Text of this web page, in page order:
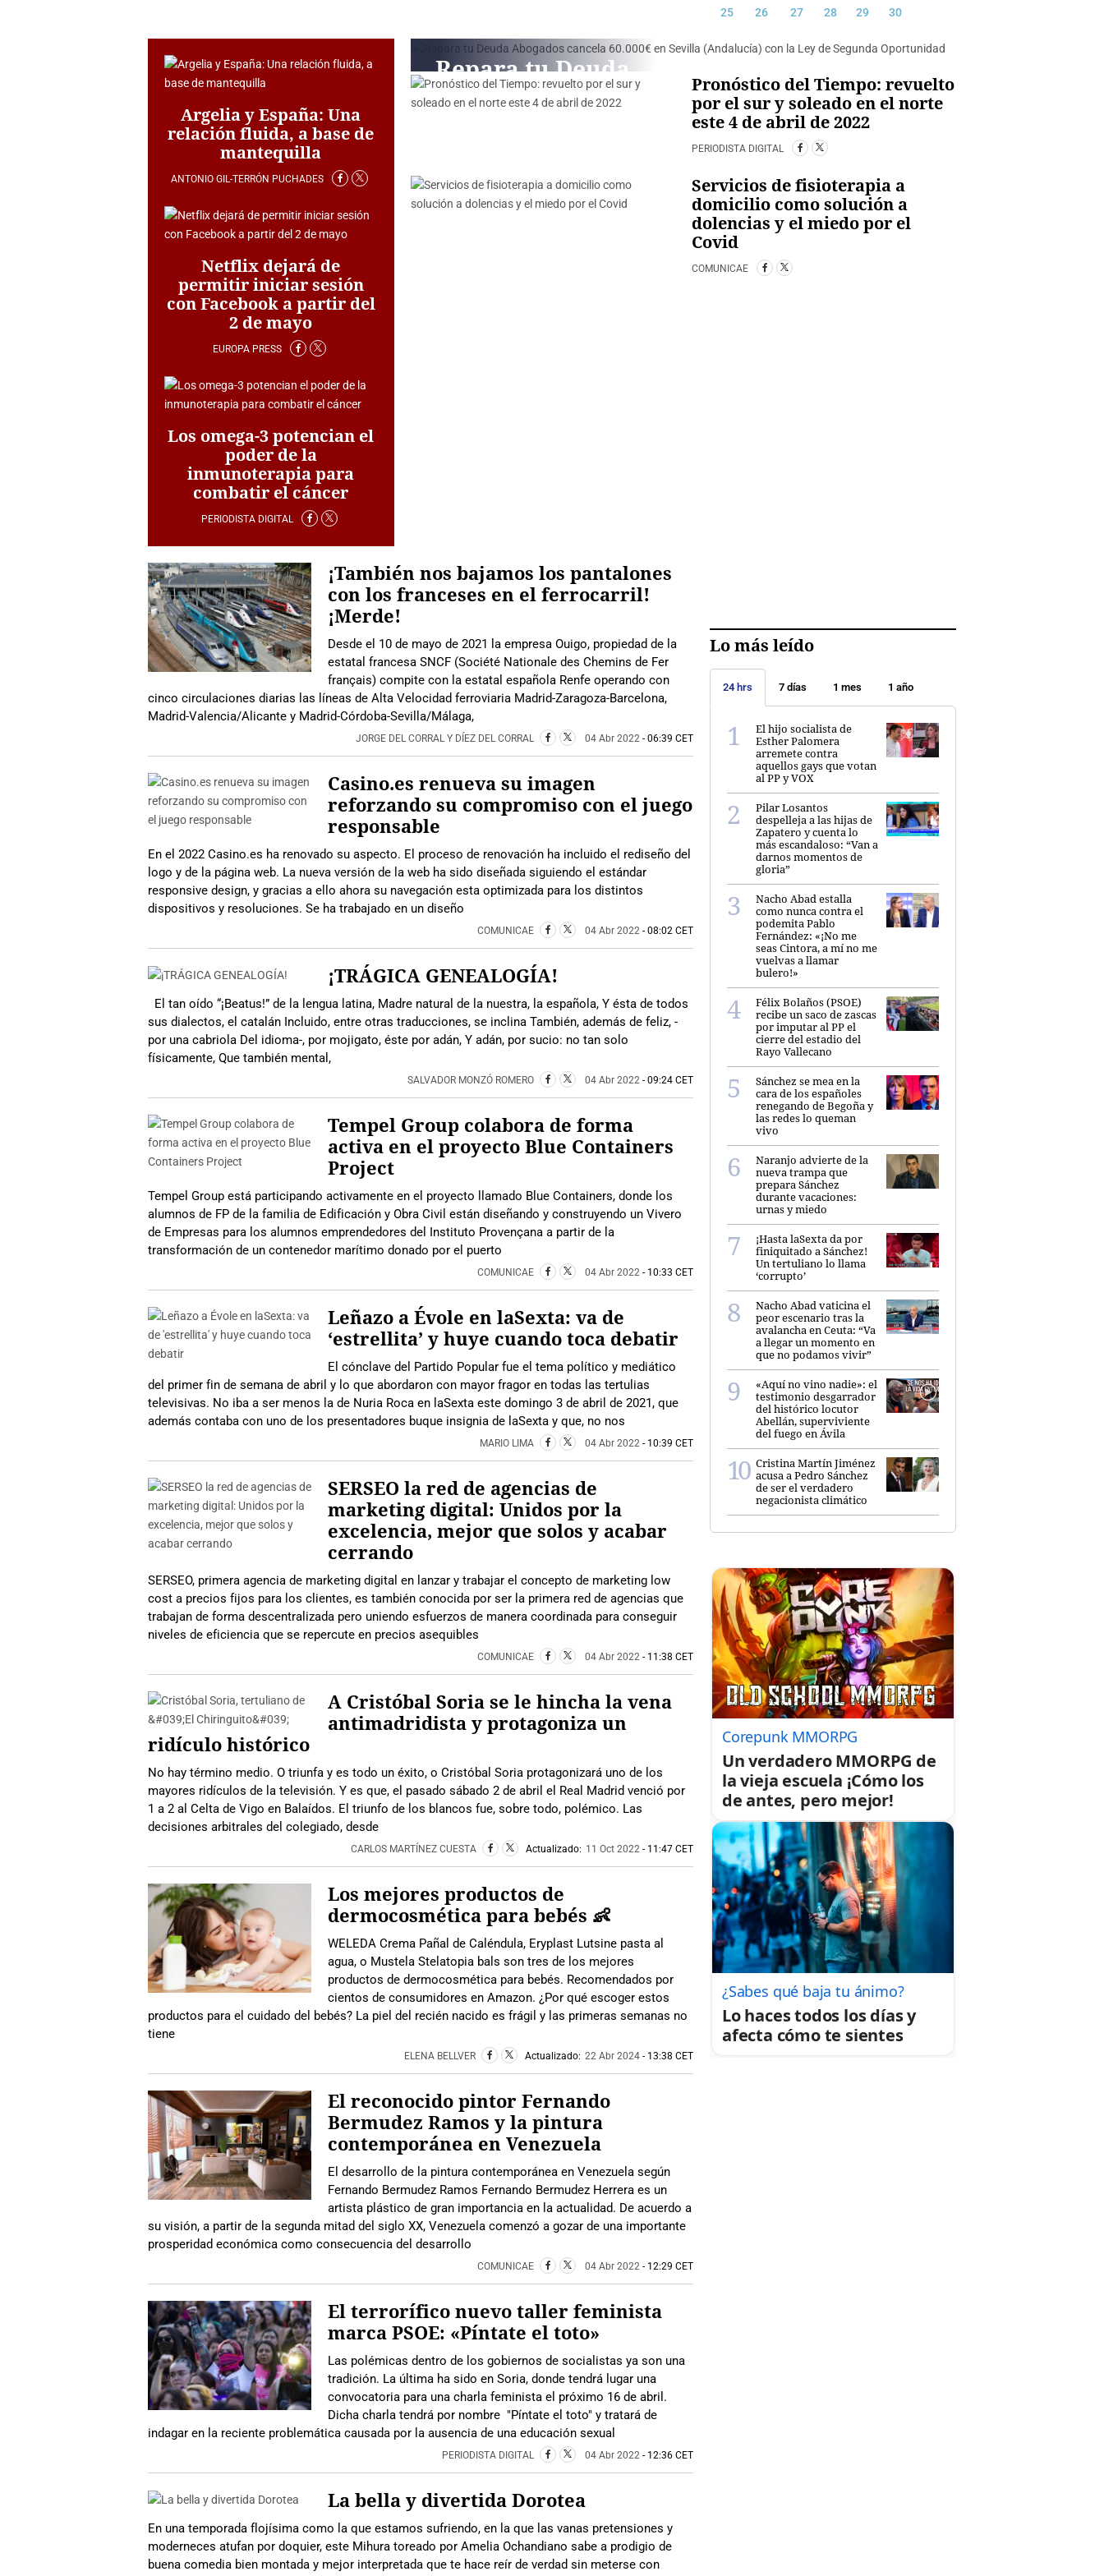
25
26 27 28 29 30
Argelia y España: Una
relación fluida, a base de
mantequilla
ANTONIO GIL-TERRÓN PUCHADES
Netflix dejará de
permitir iniciar sesión
con Facebook a partir del
2 de mayo
EUROPA PRESS
Los omega-3 potencian el
poder de la
inmunoterapia para
combatir el cáncer
PERIODISTA DIGITAL
Repara tu Deuda
Abogados cancela
Ley de Segunda
Oportunidad
Pronóstico del Tiempo: revuelto
por el sur y soleado en el norte
este 4 de abril de 2022
PERIODISTA DIGITAL
Servicios de fisioterapia a
domicilio como solución a
dolencias y el miedo por el
Covid
COMUNICAE
¡También nos bajamos los pantalones
con los franceses en el ferrocarril!
¡Merde!
Desde el 10 de mayo de 2021 la empresa Ouigo, propiedad de la
estatal francesa SNCF (Société Nationale des Chemins de Fer
français) compite con la estatal española Renfe operando con
cinco circulaciones diarias las líneas de Alta Velocidad ferroviaria Madrid-Zaragoza-Barcelona,
Madrid-Valencia/Alicante y Madrid-Córdoba-Sevilla/Málaga,
JORGE DEL CORRAL Y DÍEZ DEL CORRAL 04 Abr 2022 - 06:39 CET
Casino.es renueva su imagen
reforzando su compromiso con el juego
responsable
En el 2022 Casino.es ha renovado su aspecto. El proceso de renovación ha incluido el rediseño del
logo y de la página web. La nueva versión de la web ha sido diseñada siguiendo el estándar
responsive design, y gracias a ello ahora su navegación esta optimizada para los distintos
dispositivos y resoluciones. Se ha trabajado en un diseño
COMUNICAE 04 Abr 2022 - 08:02 CET
¡TRÁGICA GENEALOGÍA!
El tan oído “¡Beatus!” de la lengua latina, Madre natural de la nuestra, la española, Y ésta de todos
sus dialectos, el catalán Incluido, entre otras traducciones, se inclina También, además de feliz, -
por una cabriola Del idioma-, por mojigato, éste por adán, Y adán, por sucio: no tan solo
físicamente, Que también mental,
SALVADOR MONZÓ ROMERO 04 Abr 2022 - 09:24 CET
Tempel Group colabora de forma
activa en el proyecto Blue Containers
Project
Tempel Group está participando activamente en el proyecto llamado Blue Containers, donde los
alumnos de FP de la familia de Edificación y Obra Civil están diseñando y construyendo un Vivero
de Empresas para los alumnos emprendedores del Instituto Provençana a partir de la
transformación de un contenedor marítimo donado por el puerto
COMUNICAE 04 Abr 2022 - 10:33 CET
Leñazo a Évole en laSexta: va de
‘estrellita’ y huye cuando toca debatir
El cónclave del Partido Popular fue el tema político y mediático
del primer fin de semana de abril y lo que abordaron con mayor fragor en todas las tertulias
televisivas. No iba a ser menos la de Nuria Roca en laSexta este domingo 3 de abril de 2021, que
además contaba con uno de los presentadores buque insignia de laSexta y que, no nos
MARIO LIMA 04 Abr 2022 - 10:39 CET
SERSEO la red de agencias de
marketing digital: Unidos por la
excelencia, mejor que solos y acabar
cerrando
SERSEO, primera agencia de marketing digital en lanzar y trabajar el concepto de marketing low
cost a precios fijos para los clientes, es también conocida por ser la primera red de agencias que
trabajan de forma descentralizada pero uniendo esfuerzos de manera coordinada para conseguir
niveles de eficiencia que se repercute en precios asequibles
COMUNICAE 04 Abr 2022 - 11:38 CET
A Cristóbal Soria se le hincha la vena
antimadridista y protagoniza un
ridículo histórico
No hay término medio. O triunfa y es todo un éxito, o Cristóbal Soria protagonizará uno de los
mayores ridículos de la televisión. Y es que, el pasado sábado 2 de abril el Real Madrid venció por
1 a 2 al Celta de Vigo en Balaídos. El triunfo de los blancos fue, sobre todo, polémico. Las
decisiones arbitrales del colegiado, desde
CARLOS MARTÍNEZ CUESTA Actualizado: 11 Oct 2022 - 11:47 CET
Los mejores productos de
dermocosmética para bebés 👶
WELEDA Crema Pañal de Caléndula, Eryplast Lutsine pasta al
agua, o Mustela Stelatopia bals son tres de los mejores
productos de dermocosmética para bebés. Recomendados por
cientos de consumidores en Amazon. ¿Por qué escoger estos
productos para el cuidado del bebés? La piel del recién nacido es frágil y las primeras semanas no
tiene
ELENA BELLVER Actualizado: 22 Abr 2024 - 13:38 CET
El reconocido pintor Fernando
Bermudez Ramos y la pintura
contemporánea en Venezuela
El desarrollo de la pintura contemporánea en Venezuela según
Fernando Bermudez Ramos Fernando Bermudez Herrera es un
artista plástico de gran importancia en la actualidad. De acuerdo a
su visión, a partir de la segunda mitad del siglo XX, Venezuela comenzó a gozar de una importante
prosperidad económica como consecuencia del desarrollo
COMUNICAE 04 Abr 2022 - 12:29 CET
El terrorífico nuevo taller feminista
marca PSOE: «Píntate el toto»
Las polémicas dentro de los gobiernos de socialistas ya son una
tradición. La última ha sido en Soria, donde tendrá lugar una
convocatoria para una charla feminista el próximo 16 de abril.
Dicha charla tendrá por nombre "Píntate el toto" y tratará de
indagar en la reciente problemática causada por la ausencia de una educación sexual
PERIODISTA DIGITAL 04 Abr 2022 - 12:36 CET
La bella y divertida Dorotea
En una temporada flojísima como la que estamos sufriendo, en la que las vanas pretensiones y
moderneces atufan por doquier, este Mihura toreado por Amelia Ochandiano sabe a prodigio de
buena comedia bien montada y mejor interpretada que te hace reír de verdad sin meterse con
Lo más leído
24 hrs 7 días 1 mes 1 año
El hijo socialista de
Esther Palomera
arremete contra
aquellos gays que votan
al PP y VOX
Pilar Losantos
despelleja a las hijas de
Zapatero y cuenta lo
más escandaloso: “Van a
darnos momentos de
gloria”
Nacho Abad estalla
como nunca contra el
podemita Pablo
Fernández: «¡No me
seas Cintora, a mí no me
vuelvas a llamar
bulero!»
Félix Bolaños (PSOE)
recibe un saco de zascas
por imputar al PP el
cierre del estadio del
Rayo Vallecano
Sánchez se mea en la
cara de los españoles
renegando de Begoña y
las redes lo queman
vivo
Naranjo advierte de la
nueva trampa que
prepara Sánchez
durante vacaciones:
urnas y miedo
¡Hasta laSexta da por
finiquitado a Sánchez!
Un tertuliano lo llama
‘corrupto’
Nacho Abad vaticina el
peor escenario tras la
avalancha en Ceuta: “Va
a llegar un momento en
que no podamos vivir”
«Aquí no vino nadie»: el
testimonio desgarrador
del histórico locutor
Abellán, superviviente
del fuego en Ávila
Cristina Martín Jiménez
acusa a Pedro Sánchez
de ser el verdadero
negacionista climático
Corepunk MMORPG
Un verdadero MMORPG de
la vieja escuela ¡Cómo los
de antes, pero mejor!
¿Sabes qué baja tu ánimo?
Lo haces todos los días y
afecta cómo te sientes